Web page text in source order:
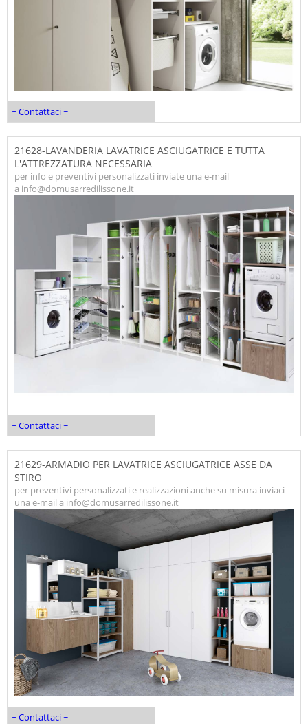
~ Contattaci ~
21628-LAVANDERIA LAVATRICE ASCIUGATRICE E TUTTA
L'ATTREZZATURA NECESSARIA
per info e preventivi personalizzati inviate una e-mail
a info@domusarredilissone.it
~ Contattaci ~
21629-ARMADIO PER LAVATRICE ASCIUGATRICE ASSE DA
STIRO
per preventivi personalizzati e realizzazioni anche su misura inviaci
una e-mail a info@domusarredilissone.it
~ Contattaci ~